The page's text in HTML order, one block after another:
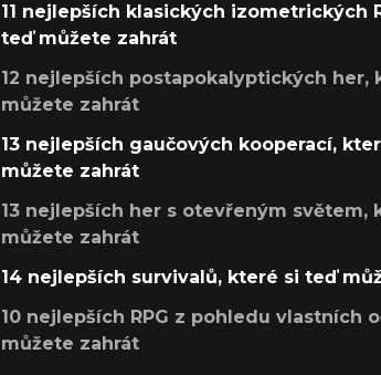
11 nejlepších klasických izometrických
teď můžete zahrát
12 nejlepších postapokalyptických her,
můžete zahrát
13 nejlepších gaučových kooperací,
můžete zahrát
13 nejlepších her s otevřeným světem,
můžete zahrát
14 nejlepších survivalů, které si teď
10 nejlepších RPG z pohledu vlastních
můžete zahrát